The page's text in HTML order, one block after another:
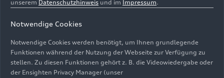
unserem Datenschutzhinweis und im Impressum.
Notwendige Cookies
Notwendige Cookies werden benötigt, um Ihnen grundlegende
Funktionen während der Nutzung der Webseite zur Verfügung zu
stellen. Zu diesen Funktionen gehört z. B. die Videowiedergabe oder
der Ensighten Privacy Manager (unser